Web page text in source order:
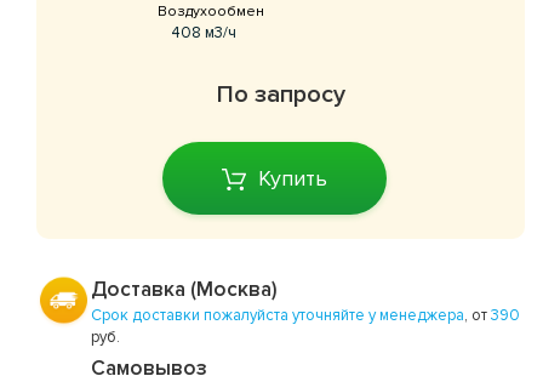
Воздухообмен
408 м3/ч
По запросу
Купить
Доставка (Москва)
Срок доставки пожалуйста уточняйте у менеджера, от390
руб.
Самовывоз